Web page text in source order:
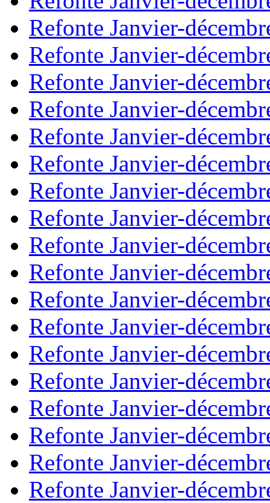
Refonte Janvier-
Refonte Janvier-
Refonte Janvier-
Refonte Janvier-
Refonte Janvier-
Refonte Janvier-
Refonte Janvier-
Refonte Janvier-
Refonte Janvier-
Refonte Janvier-
Refonte Janvier-
Refonte Janvier-
Refonte Janvier-
Refonte Janvier-
Refonte Janvier-
Refonte Janvier-
Refonte Janvier-
Refonte Janvier-